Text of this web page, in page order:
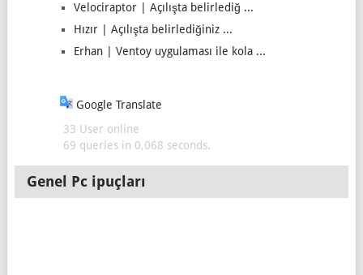
Velociraptor | Açılışta belirlediğ ...
Hızır | Açılışta belirlediğiniz ...
Erhan | Ventoy uygulaması ile kola ...
Google Translate
33 User online
69 queries in 0,068 seconds.
Genel Pc ipuçları